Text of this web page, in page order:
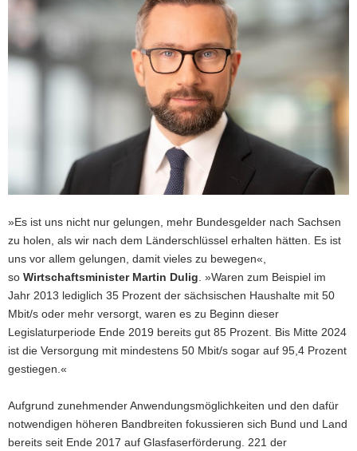
»Es ist uns nicht nur gelungen, mehr Bundesgelder nach Sachsen
zu holen, als wir nach dem Länderschlüssel erhalten hätten. Es ist
uns vor allem gelungen, damit vieles zu bewegen«,
so Wirtschaftsminister Martin Dulig. »Waren zum Beispiel im
Jahr 2013 lediglich 35 Prozent der sächsischen Haushalte mit 50
Mbit/s oder mehr versorgt, waren es zu Beginn dieser
Legislaturperiode Ende 2019 bereits gut 85 Prozent. Bis Mitte 2024
ist die Versorgung mit mindestens 50 Mbit/s sogar auf 95,4 Prozent
gestiegen.«
Aufgrund zunehmender Anwendungsmöglichkeiten und den dafür
notwendigen höheren Bandbreiten fokussieren sich Bund und Land
bereits seit Ende 2017 auf Glasfaserförderung. 221 der